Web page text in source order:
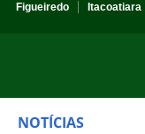
Figueiredo
Itacoatiara
NOTÍCIAS